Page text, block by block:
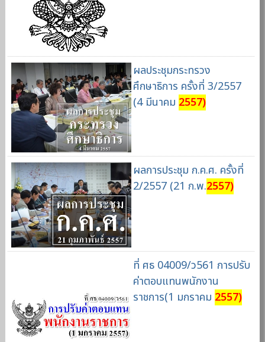
ผลประชุมกระทรวง
ศึกษาธิการ ครั้งที่ 3/2557
(4 มีนาคม 2557)
ผลการประชุม ก.ค.ศ. ครั้งที่
2/2557 (21 ก.พ.2557)
ที่ ศธ 04009/ว561 การปรับ
ค่าตอบแทนพนักงาน
ราชการ(1 มกราคม 2557)